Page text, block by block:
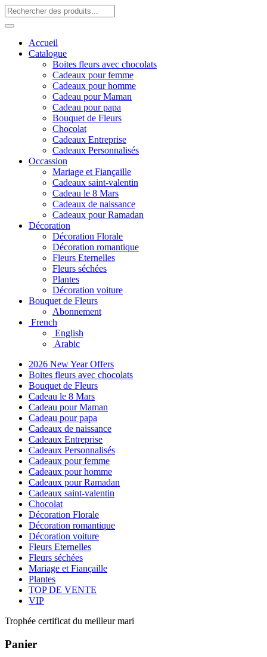
Accueil
Catalogue
Boites fleurs avec chocolats
Cadeaux pour femme
Cadeaux pour homme
Cadeau pour Maman
Cadeau pour papa
Bouquet de Fleurs
Chocolat
Cadeaux Entreprise
Cadeaux Personnalisés
Occassion
Mariage et Fiançaille
Cadeaux saint-valentin
Cadeau le 8 Mars
Cadeaux de naissance
Cadeaux pour Ramadan
Décoration
Décoration Florale
Décoration romantique
Fleurs Eternelles
Fleurs séchées
Plantes
Décoration voiture
Bouquet de Fleurs
Abonnement
French
English
Arabic
2026 New Year Offers
Boites fleurs avec chocolats
Bouquet de Fleurs
Cadeau le 8 Mars
Cadeau pour Maman
Cadeau pour papa
Cadeaux de naissance
Cadeaux Entreprise
Cadeaux Personnalisés
Cadeaux pour femme
Cadeaux pour homme
Cadeaux pour Ramadan
Cadeaux saint-valentin
Chocolat
Décoration Florale
Décoration romantique
Décoration voiture
Fleurs Eternelles
Fleurs séchées
Mariage et Fiançaille
Plantes
TOP DE VENTE
VIP
Trophée certificat du meilleur mari
Panier